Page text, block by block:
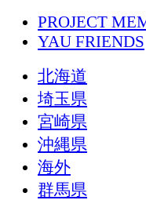
PROJECT
YAU FRIENDS
北海道
埼玉県
宮崎県
沖縄県
海外
群馬県